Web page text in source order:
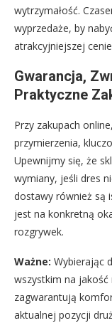
wytrzymałość.
wyprzedaże, by
atrakcyjniejszej
Gwarancja,
Praktyczne
Przy zakupach
przymierzenia,
Upewnijmy się, że
wymiany, jeśli dres
dostawy również są
jest na konkretną
rozgrywek.
Ważne: Wybierając
wszystkim na
zagwarantują
aktualnej pozycji